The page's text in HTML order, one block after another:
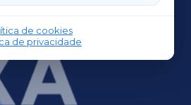
de cookies
de privacidade
OURENSEXA